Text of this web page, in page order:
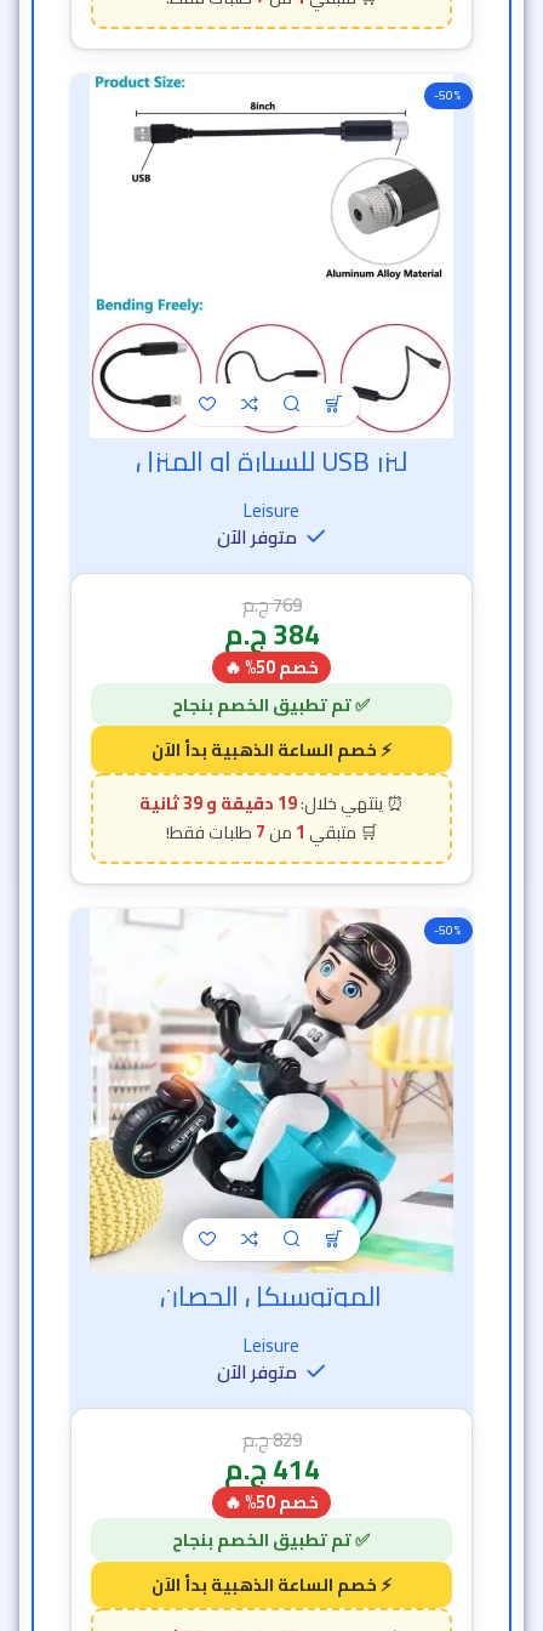
-50%
خصم الساعة الذهبية
ليزر USB للسيارة او المنزل
Leisure
متوفر الآن
769ج.م
384ج.م
خصم 50% 🔥
19 دقيقة و 36 ثانية
1
7
-50%
خصم الساعة الذهبيةالموتوسيكل الحصان
Leisure
متوفر الآن
829ج.م
414ج.م
خصم 50% 🔥